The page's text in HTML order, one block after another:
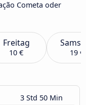
Cometa oder
Freitag
10 € 19 €
3 Std 50 Min